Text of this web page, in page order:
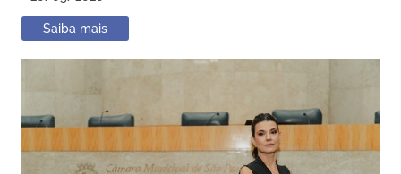
Saiba mais